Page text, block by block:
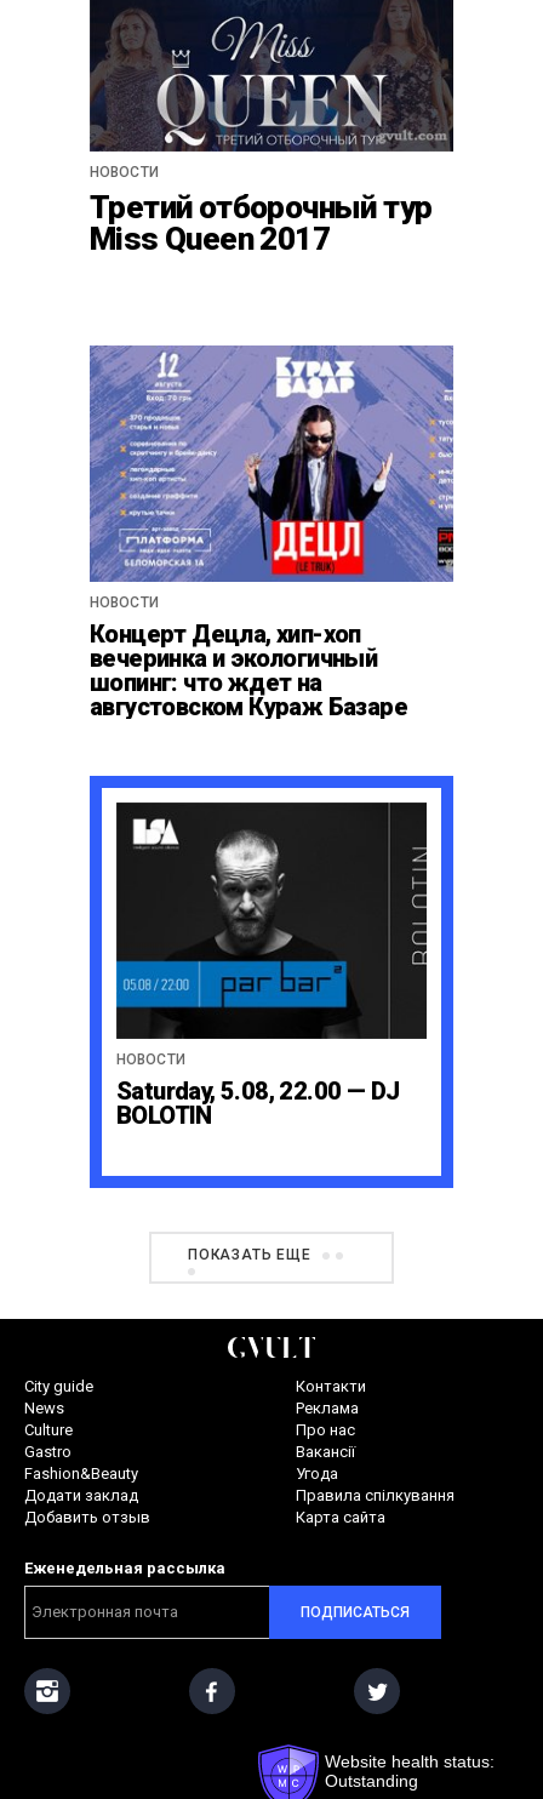
НОВОСТИ
Третий отборочный тур
Miss Queen 2017
НОВОСТИ
Концерт Децла, хип-хоп
вечеринка и экологичный
шопинг: что ждет на
августовском Кураж Базаре
НОВОСТИ
Saturday, 5.08, 22.00 — DJ
BOLOTIN
ПОКАЗАТЬ ЕЩЕ
City guide
News
Culture
Gastro
Fashion&Beauty
Додати заклад
Добавить отзыв
Контакти
Реклама
Про нас
Вакансії
Угода
Правила спілкування
Карта сайта
Еженедельная рассылка
ПОДПИСАТЬСЯ
Website health status:
Outstanding